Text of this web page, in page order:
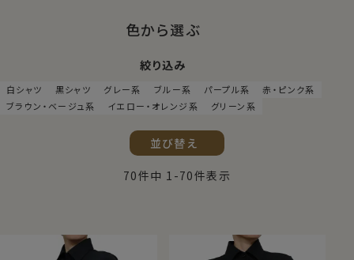
色から選ぶ
絞り込み
白シャツ 黒シャツ グレー系 ブルー系 パープル系
赤・ピンク系
ブラウン・ベージュ系
イエロー・オレンジ系 グリーン系
並び替え
70件中 1 -70件表示